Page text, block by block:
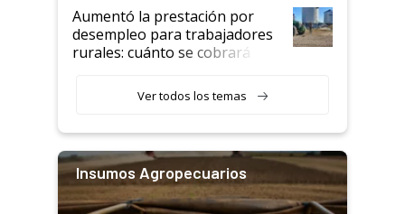
Aumentó la prestación por
desempleo para trabajadores
rurales: cuánto se cobrará
Ver todos los temas
Insumos Agropecuarios